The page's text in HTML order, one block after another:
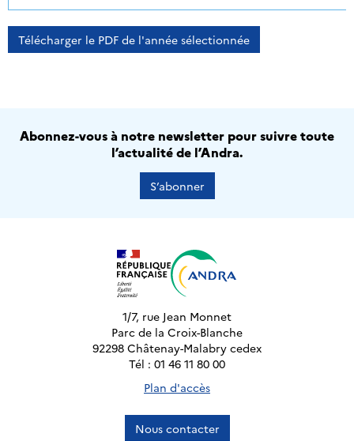
Télécharger le PDF de l'année sélectionnée
Abonnez-vous à notre newsletter pour suivre toute
l’actualité de l’Andra.
S’abonner
1/7, rue Jean Monnet
Parc de la Croix-Blanche
92298 Châtenay-Malabry cedex
Tél : 01 46 11 80 00
Plan d'accès
Nous contacter